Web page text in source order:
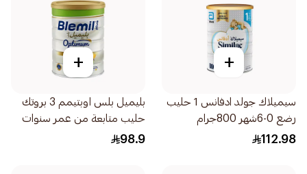
+
سيميلاك جولد ادفانس 1 حليب
رضع 0-6شهر 800جرام
112.98
+
بليميل بلس اوبتيمم 3 بروتك
حليب متابعة من عمر سنوات
800جرام
98.9